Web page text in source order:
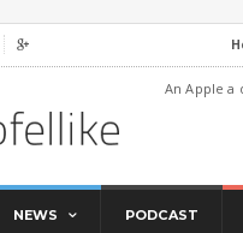

An Apple a
NEWS PODCAST